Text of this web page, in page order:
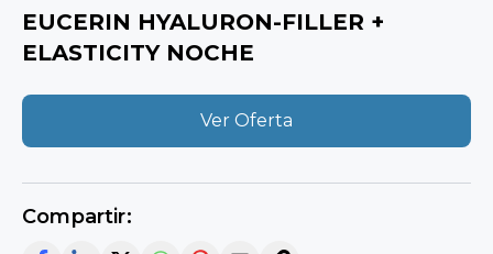
EUCERIN HYALURON-FILLER +
ELASTICITY NOCHE
Ver Oferta
Compartir: